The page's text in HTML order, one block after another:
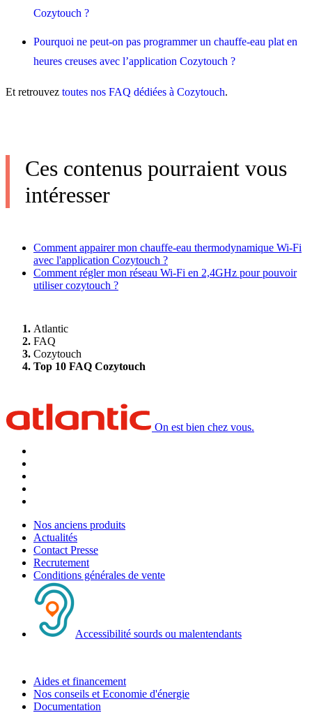
Cozytouch ?
Pourquoi ne peut-on pas programmer un chauffe-eau plat en
heures creuses avec l’application Cozytouch ?
Et retrouvez toutes nos FAQ dédiées à Cozytouch.
Ces contenus pourraient vous
intéresser
Comment appairer mon chauffe-eau thermodynamique Wi-Fi
avec l'application Cozytouch ?
Comment régler mon réseau Wi-Fi en 2,4GHz pour pouvoir
utiliser cozytouch ?
Atlantic
FAQ
Cozytouch
Top 10 FAQ Cozytouch
On est bien chez vous.
Nos anciens produits
Actualités
Contact Presse
Recrutement
Conditions générales de vente
Accessibilité sourds ou malentendants
Aides et financement
Nos conseils et Economie d'énergie
Documentation